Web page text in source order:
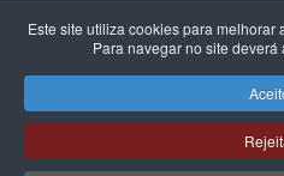
Criar uma Conta
Direitos de autor © 2026 Grupo
direitos
Este site utiliza cookies para
Para navegar no site deverá